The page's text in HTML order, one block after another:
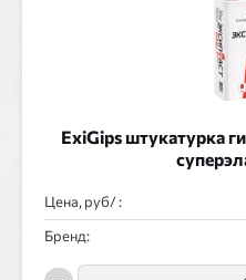
ExiGips штукатурка
Цена, руб/ :
Бренд: